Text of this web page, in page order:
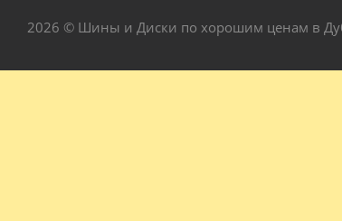
2026 © Шины и Диски по хорошим ценам в